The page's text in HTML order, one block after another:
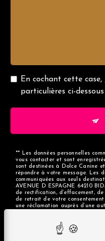
En cochant cette
particulières ci-
** Les données personnelles
vous contacter et sont
sont destinées à Dolce Canine
répondre à votre message. Les
communiquées aux seuls
AVENUE D ESPAGNE 64210
de rectification, d’effacement,
de retrait de votre
une réclamation auprès d’une
d’organiser le sort de vos
ces droits par voie postale à
BIDART ou par courrier
d'identité pourra vous être
pendant la période de prise de